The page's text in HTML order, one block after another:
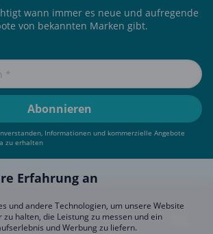
wann immer es neue und aufregende
von bekannten Marken gibt.
Informationen und kommerzielle Angebote
zu erhalten
Erfahrung an
und andere Technologien, um unsere Website
halten, die Leistung zu messen und ein
und Werbung zu liefern.